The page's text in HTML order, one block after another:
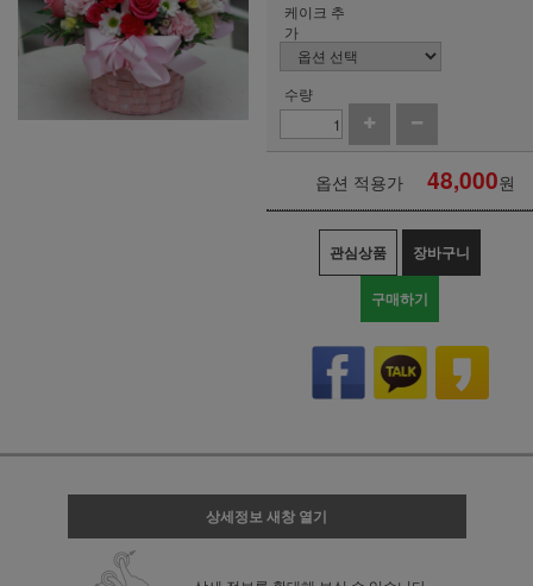
케이크 추
가
수량
옵션 적용가 48,000원
관심상품 장바구니
구매하기
상세정보 새창 열기